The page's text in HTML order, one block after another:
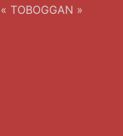
TOBOGGAN »